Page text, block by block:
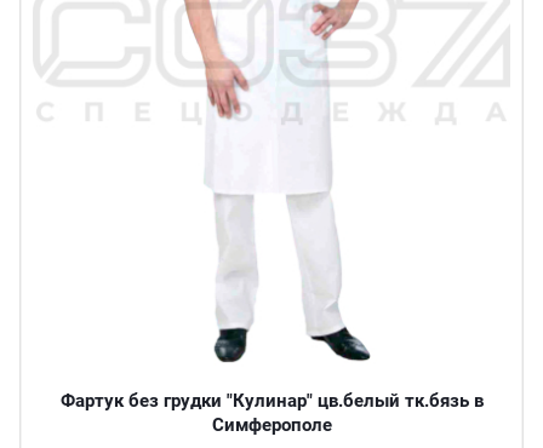
Фартук без грудки "Кулинар" цв.белый тк.бязь в
Симферополе